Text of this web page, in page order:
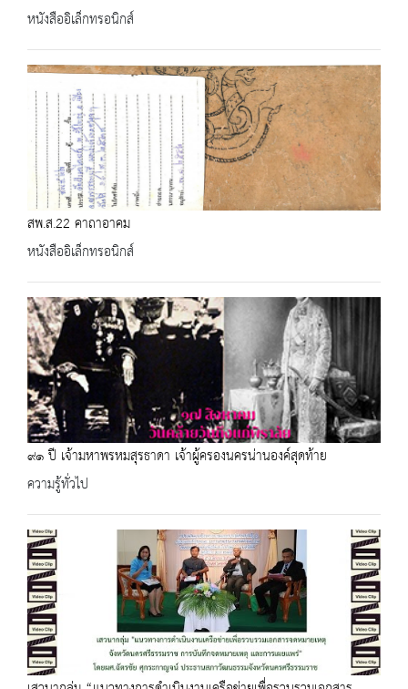
หนังสืออิเล็กทรอนิกส์
สพ.ส.22 คาถาอาคม
หนังสืออิเล็กทรอนิกส์
๙๑ ปี เจ้ามหาพรหมสุรธาดา เจ้าผู้ครองนครน่านองค์สุดท้าย
ความรู้ทั่วไป